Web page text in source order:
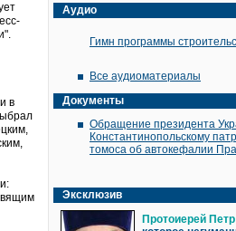
в
Аудио
Гимн программы
Все аудиоматериалы
Документы
Обращение президента
Константинопольскому
томоса об автокефалии
Эксклюзив
Протоиерей